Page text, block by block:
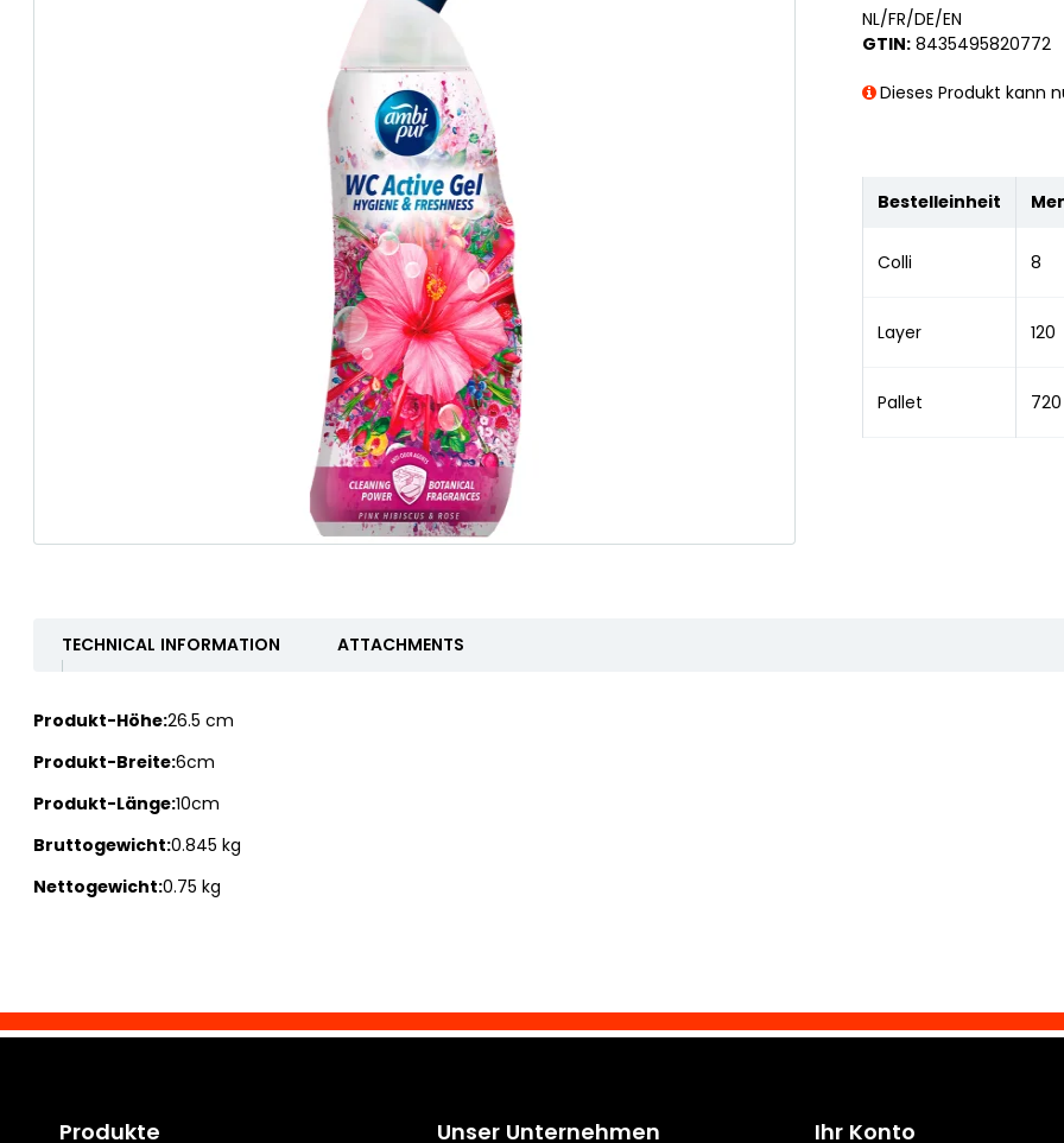
NL/FR/DE/EN
GTIN: 8435495820772
Dieses Produkt kann
Bestelleinheit
Colli 8
Layer 120
Pallet 720
TECHNICAL INFORMATION ATTACHMENTS
Produkt-Höhe:26.5 cm
Produkt-Breite:6cm
Produkt-Länge:10cm
Bruttogewicht:0.845 kg
Nettogewicht:0.75 kg
Produkte Unser Unternehmen Ihr Konto